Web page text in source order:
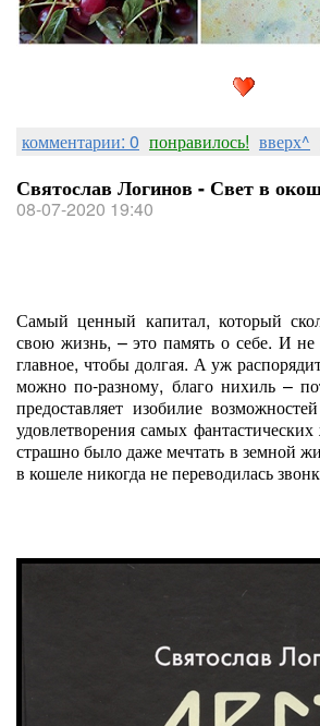
комментарии: 0 понравилось! вверх^
Святослав Логинов - Свет в
08-07-2020 19:40
Самый ценный капитал, который
свою жизнь, – это память о себе. И не
главное, чтобы долгая. А уж
можно по-разному, благо нихиль –
предоставляет изобилие
удовлетворения самых
страшно было даже мечтать в земной
в кошеле никогда не переводилась